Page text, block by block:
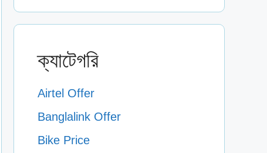
ক্যাটেগরি
Airtel Offer
Banglalink Offer
Bike Price